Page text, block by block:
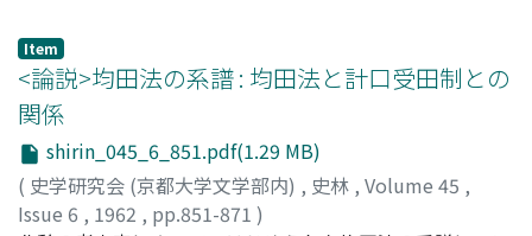
するアメリカからの反応は、満洲諸鉄道の国際化の提案で
あった。満洲をめぐる日米の角逐は、ここに起点をもつ。
かように重大な意義をもつ第二次桂内閣のもとでの日本の
対満政策の転換は、いったい何故に、また如何にして決定
されたのであるか。またその政策決定にさいしてもっとも
主動的な役割をはたしたのは、誰であったか。それらの問
いに答えのが、本稿の目的である。
Item
<論説>均田法の系譜 : 均田法と計口受田制との
関係
shirin_045_6_851.pdf(1.29 MB)
( 史学研究会 (京都大学文学部内) , 史林 , Volume 45 ,
Issue 6 , 1962 , pp.851-871 )